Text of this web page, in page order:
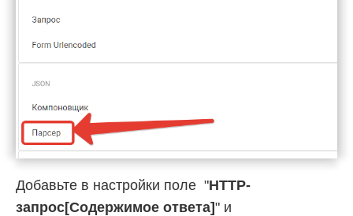
Добавьте в настройки поле "HTTP-
запрос[Содержимое ответа]" и